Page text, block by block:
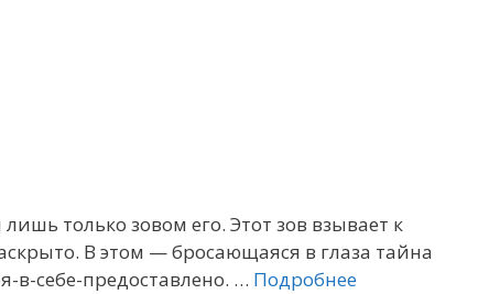
только зовом его. Этот зов взывает к
В этом — бросающаяся в глаза тайна
в-себе-предоставлено. … Подробнее